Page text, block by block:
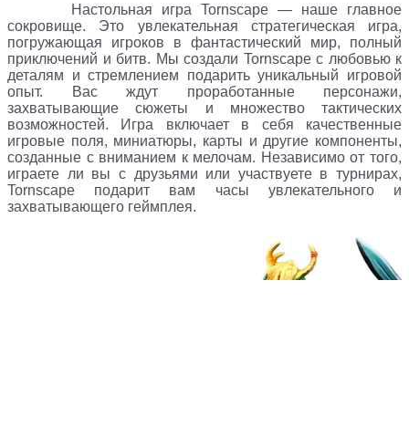
Настольная игра Tornscape — наше главное
сокровище. Это увлекательная стратегическая игра,
погружающая игроков в фантастический мир, полный
приключений и битв. Мы создали Tornscape с любовью к
деталям и стремлением подарить уникальный игровой
опыт. Вас ждут проработанные персонажи,
захватывающие сюжеты и множество тактических
возможностей. Игра включает в себя качественные
игровые поля, миниатюры, карты и другие компоненты,
созданные с вниманием к мелочам. Независимо от того,
играете ли вы с друзьями или участвуете в турнирах,
Tornscape подарит вам часы увлекательного и
захватывающего геймплея.